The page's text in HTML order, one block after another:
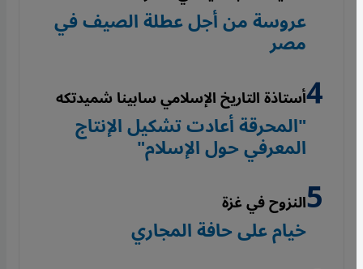
عروسة من أجل عطلة الصيف في
مصر
أستاذة التاريخ الإسلامي سابينا شميدتكه
"المحرقة أعادت تشكيل الإنتاج
المعرفي حول الإسلام"
النزوح في غزة
خيام على حافة المجاري